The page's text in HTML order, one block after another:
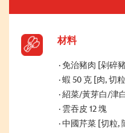
材料
免治豬肉 [剁碎
蝦 50 克 [肉, 切粒]
紹菜/黃芽白/津
雲吞皮 12 塊
中國芹菜 [切粒,